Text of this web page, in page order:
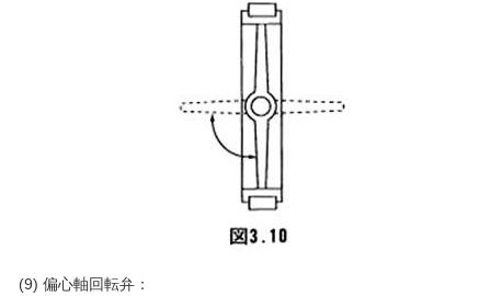
偏心軸回転弁：